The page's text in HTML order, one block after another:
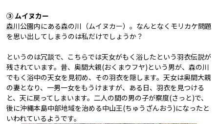
③ ムイヌカー
森川公園内にある森の川（ムイヌカー）。なんとなくモリカケ問題
を思い出してしまうのは私だけでしょうか？
というのは冗談で、こちらでは天女がもく浴したという羽衣伝説が
残されています。昔、奥間大親(おくまウフヤ)という男が、森の川
でもく浴中の天女を見初め、その羽衣を隠します。天女は奥間大親
の妻となり、一男一女をもうけますが、ある日、羽衣を見つける
と、天に戻ってしまいます。二人の間の男の子が察度(さっと)で、
後に沖縄本島中部地域を治める中山王(ちゅうざんおう)になったと
いわれているようです。